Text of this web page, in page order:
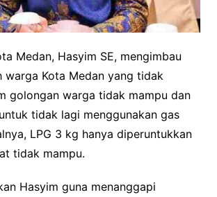
Medan, Hasyim SE, mengimbau
warga Kota Medan yang tidak
golongan warga tidak mampu dan
tidak lagi menggunakan gas
LPG 3 kg hanya diperuntukkan
tidak mampu.
Hasyim guna menanggapi